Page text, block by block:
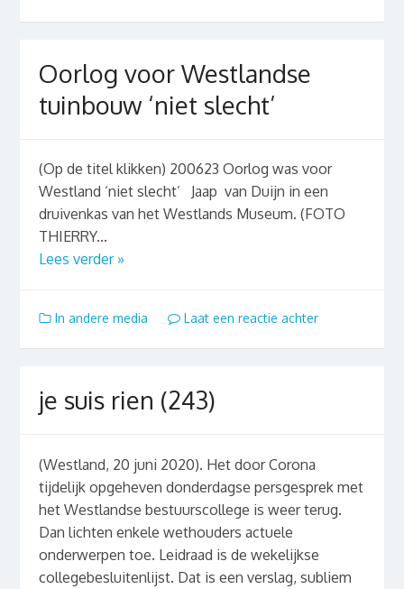
Oorlog voor Westlandse
tuinbouw ‘niet slecht’
(Op de titel klikken) 200623 Oorlog was voor
Westland ‘niet slecht’ Jaap van Duijn in een
druivenkas van het Westlands Museum. (FOTO
THIERRY...
Lees verder »
In andere media Laat een reactie achter
je suis rien (243)
(Westland, 20 juni 2020). Het door Corona
tijdelijk opgeheven donderdagse persgesprek met
het Westlandse bestuurscollege is weer terug.
Dan lichten enkele wethouders actuele
onderwerpen toe. Leidraad is de wekelijkse
collegebesluitenlijst. Dat is een verslag, subliem